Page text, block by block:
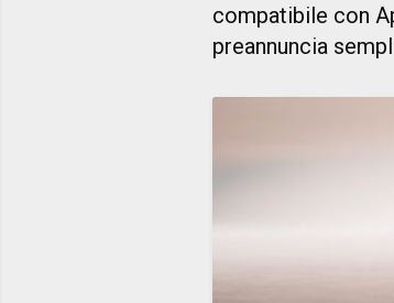
compatibile con
preannuncia